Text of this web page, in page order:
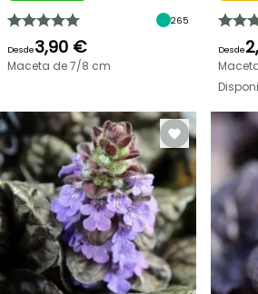
265
Desde3,90 €
Maceta de 7/8 cm
Desde